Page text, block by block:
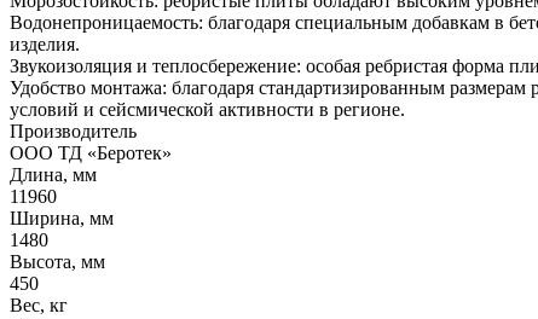
Водонепроницаемость: благодаря специальным добавкам в
изделия.
Звукоизоляция и теплосбережение: особая ребристая форма
Удобство монтажа: благодаря стандартизированным
условий и сейсмической активности в регионе.
Производитель
ООО ТД «Беротек»
Длина, мм
11960
Ширина, мм
1480
Высота, мм
450
Вес, кг